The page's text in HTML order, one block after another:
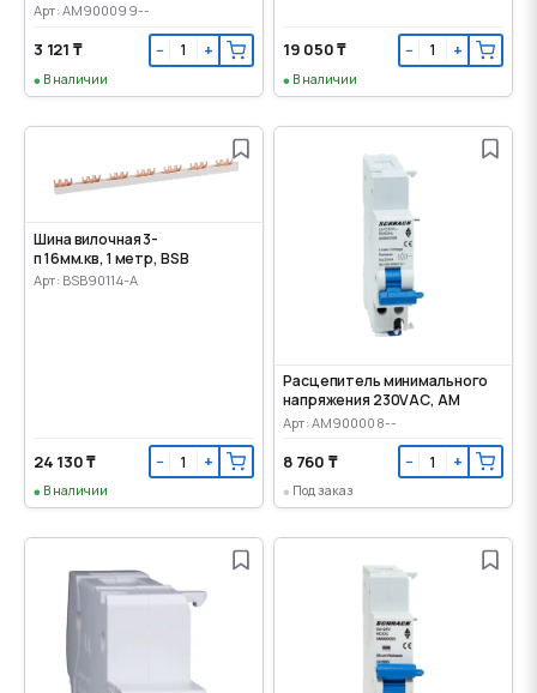
Арт: AM900099--
3 121 ₸ − +
В наличии
19 050 ₸ − +
В наличии
Шина вилочная 3-
п 16мм.кв, 1 метр, BSB
Арт: BSB90114-A
24 130 ₸ − +
В наличии
Расцепитель минимального
напряжения 230VАС, AM
Арт: AM900008--
8 760 ₸ − +
Под заказ